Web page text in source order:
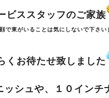
ビススタッフのご家族
顔で東がいることは気にしないで下さい
くお待たせ致しました
ッシュや、１０インチ